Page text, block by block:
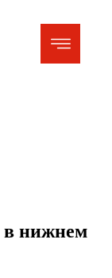
в нижнем